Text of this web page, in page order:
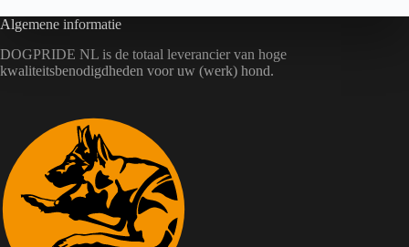
Algemene informatie
DOGPRIDE NL is de totaal leverancier van hoge
kwaliteitsbenodigdheden voor uw (werk) hond.